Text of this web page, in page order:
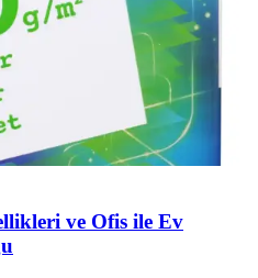
ve Ofis ile Ev